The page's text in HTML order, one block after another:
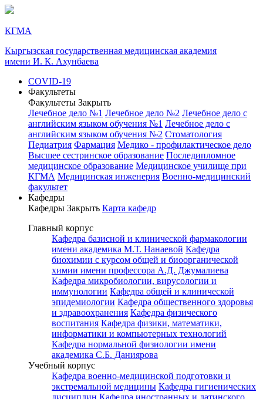
КГМА
Кыргызская государственная медицинская академия
имени И. К. Ахунбаева
COVID-19
Факультеты
Факультеты Закрыть
Лечебное дело №1 Лечебное дело №2 Лечебное дело с
английским языком обучения №1 Лечебное дело с
английским языком обучения №2 Стоматология
Педиатрия Фармация Медико - профилактическое дело
Высшее сестринское образование Последипломное
медицинское образование Медицинское училище при
КГМА Медицинская инженерия Военно-медицинский
факультет
Кафедры
Кафедры Закрыть Карта кафедр
Главный корпус
Кафедра базисной и клинической фармакологии
имени академика М.Т. Нанаевой Кафедра
биохимии с курсом общей и биоорганической
химии имени профессора А.Д. Джумалиева
Кафедра микробиологии, вирусологии и
иммунологии Кафедра общей и клинической
эпидемиологии Кафедра общественного здоровья
и здравоохранения Кафедра физического
воспитания Кафедра физики, математики,
информатики и компьютерных технологий
Кафедра нормальной физиологии имени
академика С.Б. Даниярова
Учебный корпус
Кафедра военно-медицинской подготовки и
экстремальной медицины Кафедра гигиенических
дисциплин Кафедра иностранных и латинского